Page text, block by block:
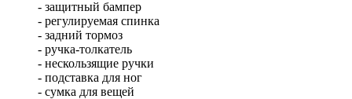
- защитный бампер
- регулируемая спинка
- задний тормоз
- ручка-толкатель
- нескользящие ручки
- подставка для ног
- сумка для вещей